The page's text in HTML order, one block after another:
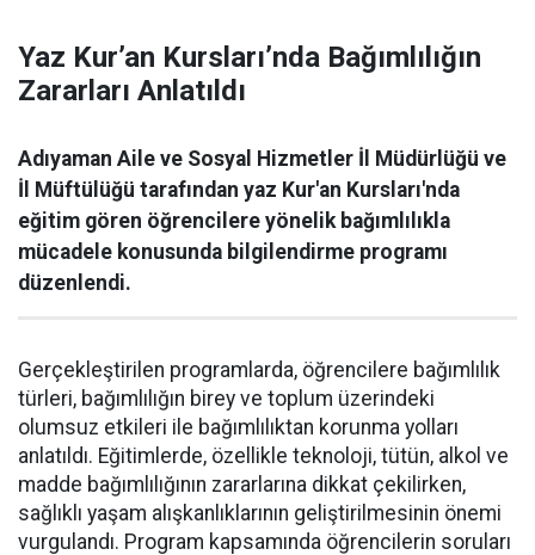
Yaz Kur’an Kursları’nda Bağımlılığın
Zararları Anlatıldı
Adıyaman Aile ve Sosyal Hizmetler İl Müdürlüğü ve
İl Müftülüğü tarafından yaz Kur'an Kursları'nda
eğitim gören öğrencilere yönelik bağımlılıkla
mücadele konusunda bilgilendirme programı
düzenlendi.
Gerçekleştirilen programlarda, öğrencilere bağımlılık
türleri, bağımlılığın birey ve toplum üzerindeki
olumsuz etkileri ile bağımlılıktan korunma yolları
anlatıldı. Eğitimlerde, özellikle teknoloji, tütün, alkol ve
madde bağımlılığının zararlarına dikkat çekilirken,
sağlıklı yaşam alışkanlıklarının geliştirilmesinin önemi
vurgulandı. Program kapsamında öğrencilerin soruları